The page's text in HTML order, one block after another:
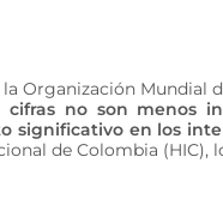
Organización Mundial
cifras no son menos
significativo en los
de Colombia (HIC),